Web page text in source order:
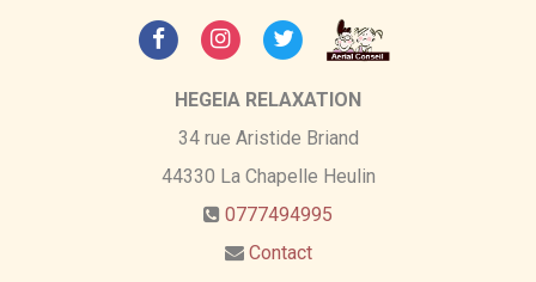
HEGEIA RELAXATION
34 rue Aristide Briand
44330 La Chapelle Heulin
0777494995
Contact